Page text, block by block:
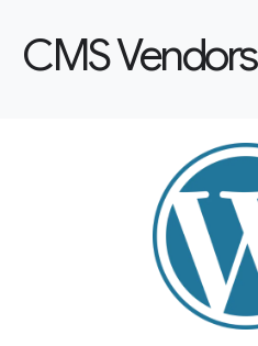
CMS Vendors